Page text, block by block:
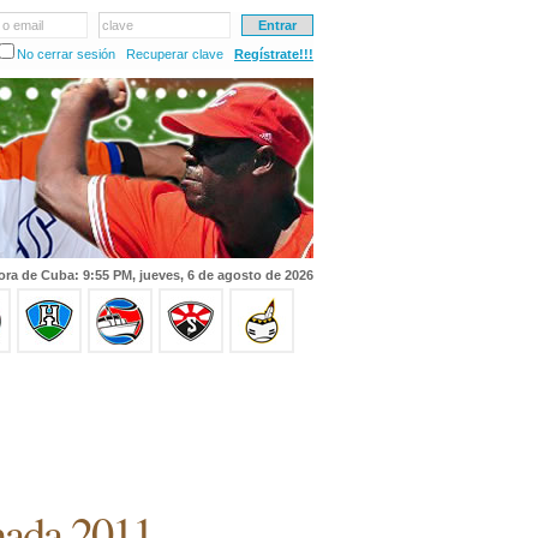
email
clave
No cerrar sesión
Recuperar clave Regístrate!!!
de Cuba: 9:55 PM, jueves, 6 de agosto de 2026